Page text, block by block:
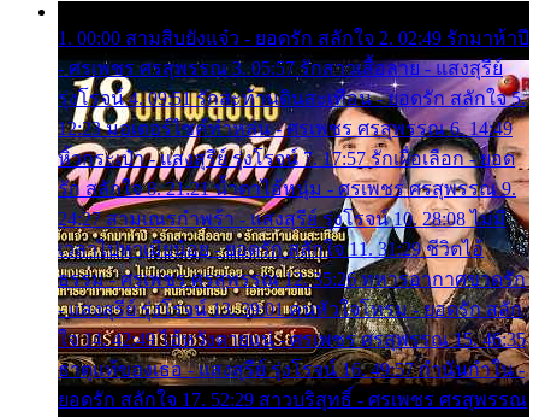
1. 00:00 สามสิบยังแจ๋ว - ยอดรัก สลักใจ 2. 02:49 รักมาห้าปี
- ศรเพชร ศรสุพรรณ 3. 05:57 รักสาวเสื้อลาย - แสงสุรีย์
รุ่งโรจน์ 4. 09:51 รักสะท้านดินสะเทือน - ยอดรัก สลักใจ 5.
12:23 มอเตอร์ไซค์ทำหล่น - ศรเพชร ศรสุพรรณ 6. 14:49
หิ้วกระเป๋า - แสงสุรีย์ รุ่งโรจน์ 7. 17:57 รักเผื่อเลือก - ยอด
รัก สลักใจ 8. 21:21 น้ำตาไอ้หนุ่ม - ศรเพชร ศรสุพรรณ 9.
24:27 สามเณรกำพร้า - แสงสุรีย์ รุ่งโรจน์ 10. 28:08 ไม่มี
เวลาไปหาเมียน้อย - ยอดรัก สลักใจ 11. 31:29 ชีวิตไอ้
ธรรม - ศรเพชร ศรสุพรรณ 12. 35:26 ทหารอากาศขาดรัก
- แสงสุรีย์ รุ่งโรจน์ 13. 39:01 คนหัวใจโทรม - ยอดรัก สลัก
ใจ 14. 42:49 ไอ้หวังตายแน่ - ศรเพชร ศรสุพรรณ 15. 46:35
ธาตุแท้ของเธอ - แสงสุรีย์ รุ่งโรจน์ 16. 49:57 กำนันกำใน -
ยอดรัก สลักใจ 17. 52:29 สาวบริสุทธิ์ - ศรเพชร ศรสุพรรณ